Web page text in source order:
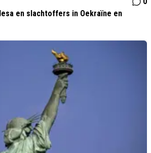
en slachtoffers in Oekraïne en